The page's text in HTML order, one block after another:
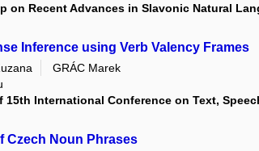
on Recent Advances in Slavonic Natural
Inference using Verb Valency Frames
GRÁC Marek
15th International Conference on Text,
Czech Noun Phrases